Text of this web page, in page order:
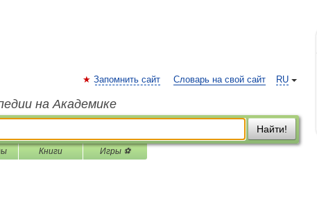
RU
Запомнить сайт Словарь на свой сайт
на Академике
Найти!
Книги Игры ⚽